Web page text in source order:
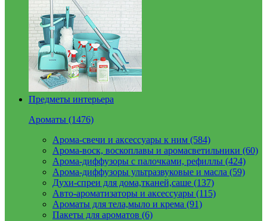
Предметы интерьера
Ароматы (1476)
Арома-свечи и аксессуары к ним (584)
Арома-воск, воскоплавы и аромасветильники (60)
Арома-диффузоры с палочками, рефиллы (424)
Арома-диффузоры ультразвуковые и масла (59)
Духи-спреи для дома,тканей,саше (137)
Авто-ароматизаторы и аксессуары (115)
Ароматы для тела,мыло и крема (91)
Пакеты для ароматов (6)